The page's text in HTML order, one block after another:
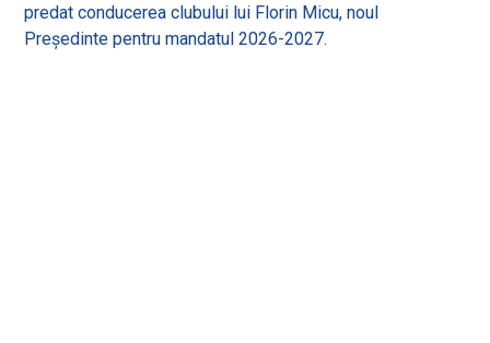
predat conducerea clubului lui Florin Micu, noul
Președinte pentru mandatul 2026-2027.